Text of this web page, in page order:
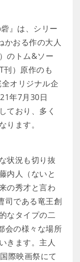
』は、シリー
かおる作の大人
のトム&ソー
刊）原作のも
オリジナル企
年7月30日
ており、多く
ります。
状況も切り抜
内人（ないと
の秀才と言わ
司である竜王創
なタイプの二
会の様々な場所
きます。主人
際映画祭にて